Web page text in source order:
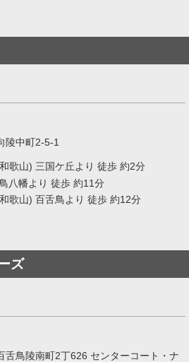
陵中町2-5-1
歌山) 三国ケ丘より 徒歩 約2分
八幡より 徒歩 約11分
歌山) 百舌鳥より 徒歩 約12分
ズ
舌鳥陵南町2丁626 センターコート・ナ